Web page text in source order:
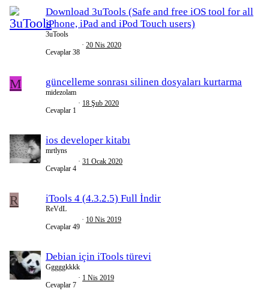
Download 3uTools (Safe and free iOS tool for all
iPhone, iPad and iPod Touch users)
3uTools
Cevaplar 38
20 Nis 2020
M güncelleme sonrası silinen dosyaları kurtarma
midezolam
Cevaplar 1
18 Şub 2020
ios developer kitabı
mrtlyns
Cevaplar 4
31 Ocak 2020
R iTools 4 (4.3.2.5) Full İndir
ReVdL
Cevaplar 49
10 Nis 2019
Debian için iTools türevi
Gggggkkkk
Cevaplar 7
1 Nis 2019